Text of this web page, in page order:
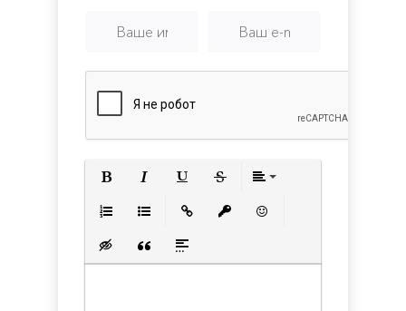
Вставка скрытого текста
Вставка цитаты
Вставка спойлера